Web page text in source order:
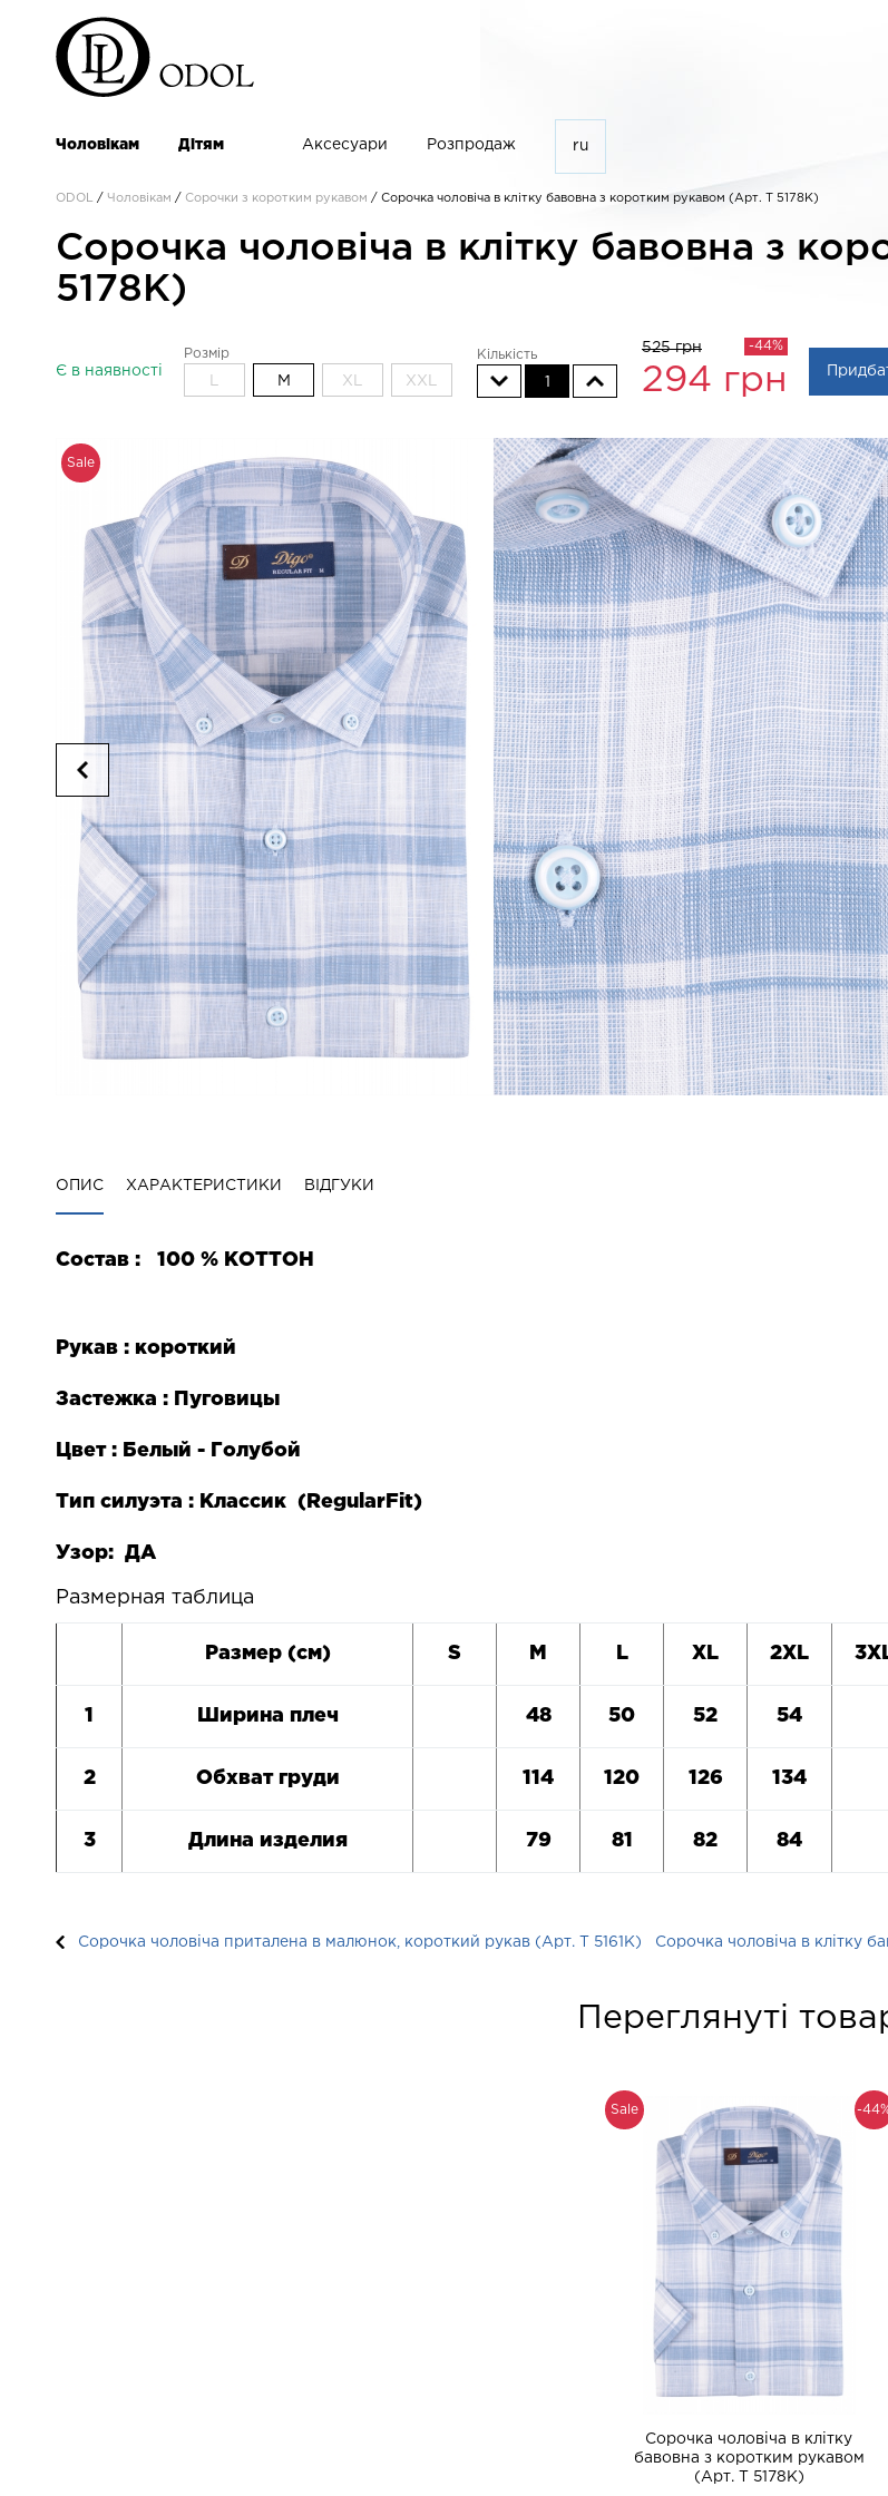
Чоловікам Дітям Аксесуари Розпродаж ru
ODOL / Чоловікам / Сорочки з коротким рукавом / Сорочка чоловіча в клітку бавовна з коротким рукавом (Арт. T 5178K)
Сорочка чоловіча в клітку бавовна з
5178K)
Є в наявності
Розмір
M XL XXL
Кількість
1
525 грн
294 грн
-44%
Sale
ОПИС ХАРАКТЕРИСТИКИ ВІДГУКИ
Состав : 100 % КОТТОН
Рукав : короткий
Застежка : Пуговицы
Цвет : Белый - Голубой
Тип силуэта : Классик ( Regular Fit)
Узор: ДА
Размерная таблица
Размер (см) S M L XL 2XL
1 Ширина плеч 48 50 52 54
2 Обхват груди 114 120 126 134
3 Длина изделия 79 81 82 84
Сорочка чоловіча приталена в малюнок, короткий рукав (Арт. T 5161K) Сорочка чоловіча в клітку
Переглянуті
-
Sale
Сорочка чоловіча в клітку
бавовна з коротким рукавом
(Арт. T 5178K)